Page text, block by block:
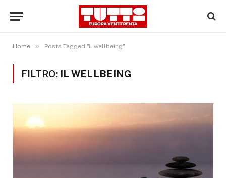
Home » Posts Tagged "il wellbeing"
FILTRO: IL WELLBEING